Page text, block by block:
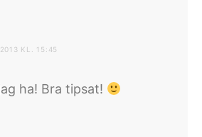
KL. 15:45
ha! Bra tipsat!